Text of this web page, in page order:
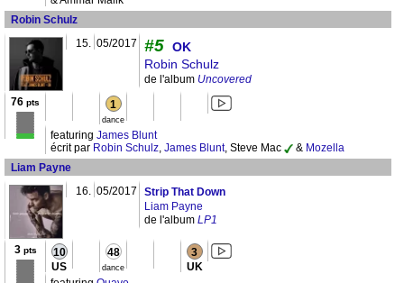
Robin Schulz
15. 05/2017 #5 OK
Robin Schulz
de l'album Uncovered
76 pts 1
dance
featuring James Blunt
écrit par Robin Schulz, James Blunt, Steve Mac & Mozella
Liam Payne
16. 05/2017
Strip That Down
Liam Payne
de l'album LP1
3pts 10
US
48
dance
3
UK